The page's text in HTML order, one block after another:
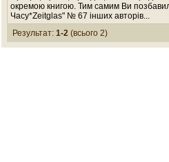
окремою книгою. Тим самим Ви
Часу*Zeitglas" № 67 інших авторів...
Результат: 1-2 (всього 2)